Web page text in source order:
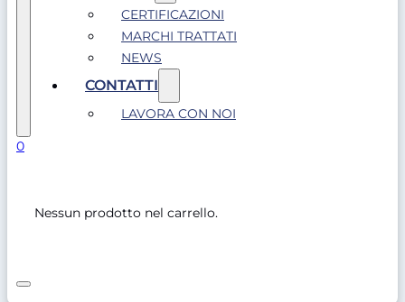
CERTIFICAZIONI
MARCHI TRATTATI
NEWS
CONTATTI
LAVORA CON NOI
0
Nessun prodotto nel carrello.